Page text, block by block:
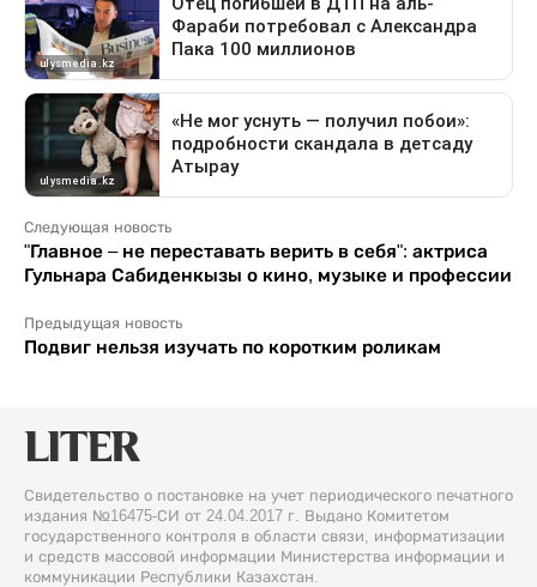
Следующая новость
"Главное – не переставать верить в себя": актриса
Гульнара Сабиденкызы о кино, музыке и профессии
Предыдущая новость
Подвиг нельзя изучать по коротким роликам
Свидетельство о постановке на учет периодического печатного
издания №16475-СИ от 24.04.2017 г. Выдано Комитетом
государственного контроля в области связи, информатизации
и средств массовой информации Министерства информации и
коммуникации Республики Казахстан.